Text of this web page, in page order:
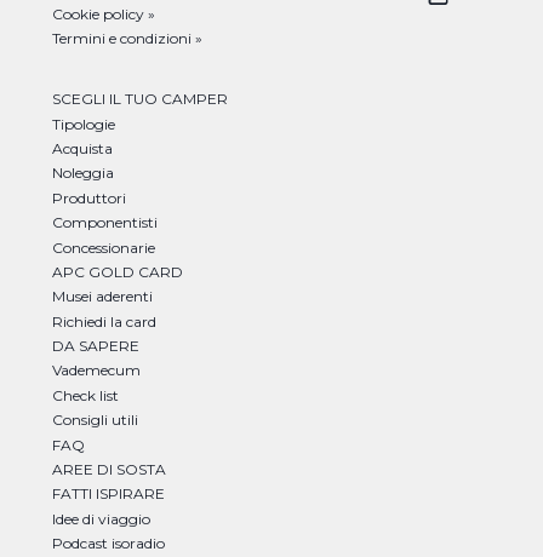
Cookie policy »
Termini e condizioni »
SCEGLI IL TUO CAMPER
Tipologie
Acquista
Noleggia
Produttori
Componentisti
Concessionarie
APC GOLD CARD
Musei aderenti
Richiedi la card
DA SAPERE
Vademecum
Check list
Consigli utili
FAQ
AREE DI SOSTA
FATTI ISPIRARE
Idee di viaggio
Podcast isoradio